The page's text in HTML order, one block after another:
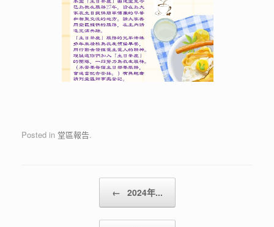
Posted in 堂區報告.
Post navigation
← 2024年...